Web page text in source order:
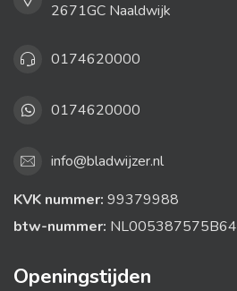
2671GC Naaldwijk
0174620000
0174620000
info@bladwijzer.nl
KVK nummer: 99379988
btw-nummer: NL005387575B64
Openingstijden